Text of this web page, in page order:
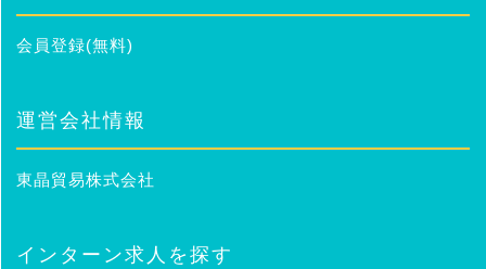
会員登録(無料)
運営会社情報
東晶貿易株式会社
インターン求人を探す